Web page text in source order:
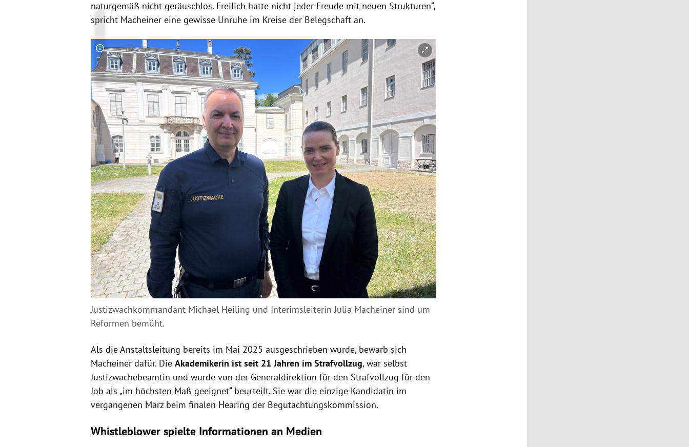
naturgemäß nicht geräuschlos. Freilich hatte nicht jeder Freude mit neuen Strukturen“,
spricht Macheiner eine gewisse Unruhe im Kreise der Belegschaft an.
Copyright-Hinweis öffnen/schließen
Justizwachkommandant Michael Heiling und Interimsleiterin Julia Macheiner sind um
Reformen bemüht.
Als die Anstaltsleitung bereits im Mai 2025 ausgeschrieben wurde, bewarb sich
Macheiner dafür. Die Akademikerin ist seit 21 Jahren im Strafvollzug, war selbst
Justizwachebeamtin und wurde von der Generaldirektion für den Strafvollzug für den
Job als „im höchsten Maß geeignet“ beurteilt. Sie war die einzige Kandidatin im
vergangenen März beim finalen Hearing der Begutachtungskommission.
Whistleblower spielte Informationen an Medien